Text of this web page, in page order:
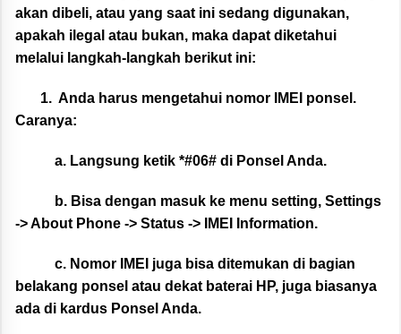
akan dibeli, atau yang saat ini sedang digunakan,
apakah ilegal atau bukan, maka dapat diketahui
melalui langkah-langkah berikut ini:
1. Anda harus mengetahui nomor IMEI ponsel.
Caranya:
a. Langsung ketik *#06# di Ponsel Anda.
b. Bisa dengan masuk ke menu setting, Settings
-> About Phone -> Status -> IMEI Information.
c. Nomor IMEI juga bisa ditemukan di bagian
belakang ponsel atau dekat baterai HP, juga biasanya
ada di kardus Ponsel Anda.